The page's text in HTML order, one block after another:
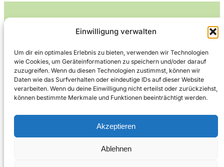
Einwilligung verwalten
Um dir ein optimales Erlebnis zu bieten, verwenden wir Technologien
wie Cookies, um Geräteinformationen zu speichern und/oder darauf
zuzugreifen. Wenn du diesen Technologien zustimmst, können wir
Daten wie das Surfverhalten oder eindeutige IDs auf dieser Website
verarbeiten. Wenn du deine Einwilligung nicht erteilst oder zurückziehst,
können bestimmte Merkmale und Funktionen beeinträchtigt werden.
Akzeptieren
Ablehnen
Leckerlife
Lecker essen – gesund leben.
Kontakt